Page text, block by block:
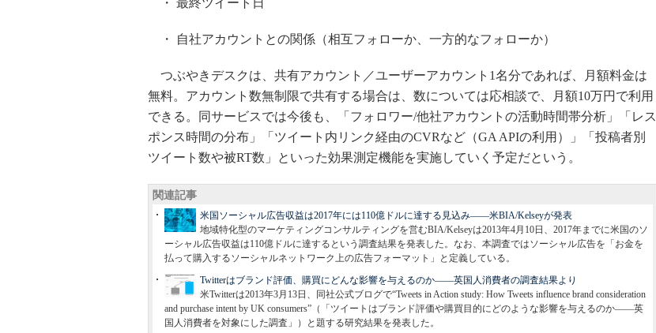
・ 最終ツイート日
・ 自社アカウントとの関係（相互フォローか、一方的なフォローか）
つぶやきデスクは、共有アカウント／ユーザーアカウント1名分であれば、月額料金は
無料。アカウント数無制限で共有する場合は、数については応相談で、月額10万円で利用
できる。同サービスでは今後も、「フォロワー/他社アカウントの活動時間帯分析」「レス
ポンス時間の分布」「ツイート内リンク経由のCVRなど（GA APIの利用）」「投稿者別
ツイート数や被RT数」といった効果測定機能を実施していく予定だという。
関連記事
米国ソーシャル広告収益は2017年には110億ドルに達する見込み――米BIA/Kelseyが発表
地域特化型のマーケティングコンサルティングを営むBIA/Kelseyは2013年4月10日、2017年までに米国のソ
ーシャル広告収益は110億ドルに達するという調査結果を発表した。なお、本調査ではソーシャル広告を「お金を
払って購入するソーシャルネットワーク上の広告フォーマット」と定義している。
Twitterはブランド評価、購買にどんな影響を与えるのか――英国人消費者の調査結果より
米Twitterは2013年3月13日、同社公式ブログで“Tweets in Action study: How Tweets influence brand consideration
and purchase intent by UK consumers”（「ツイートはブランド評価や購買目的にどのような影響を与えるのか――英
国人消費者を対象にした調査」）と題する研究結果を発表した。